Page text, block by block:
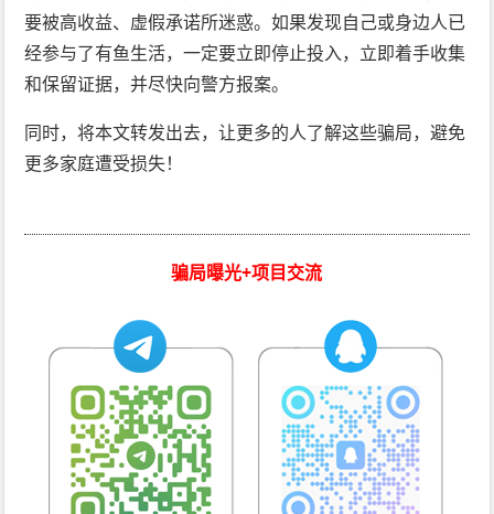
要被高收益、虚假承诺所迷惑。如果发现自己或身边人已
经参与了有鱼生活，一定要立即停止投入，立即着手收集
和保留证据，并尽快向警方报案。
同时，将本文转发出去，让更多的人了解这些骗局，避免
更多家庭遭受损失！
骗局曝光+项目交流